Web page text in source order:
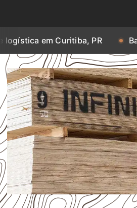
em Curitiba, PR Base